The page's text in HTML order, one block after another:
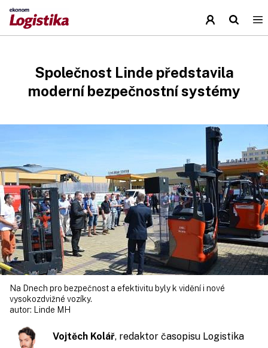
Společnost Linde představila
moderní bezpečnostní systémy
Na Dnech pro bezpečnost a efektivitu byly k vidění i nové
vysokozdvižné vozíky.
autor:
Linde MH
Vojtěch Kolář, redaktor časopisu Logistika